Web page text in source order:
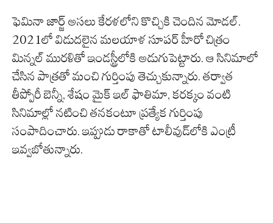
ఫెమినా జార్జ్ అసలు కేరళలోని కొచ్చికి చెందిన మోడల్.
2021లో విడుదలైన మలయాళ సూపర్ హీరో చిత్రం
మిన్నల్ మురళితో ఇండస్ట్రీలోకి అడుగుపెట్టారు. ఆ సినిమాలో
చేసిన పాత్రతో మంచి గుర్తింపు తెచ్చుకున్నారు. తర్వాత
తీప్పోరీ బెన్నీ, శేషం మైక్ ఇల్ ఫాతిమా, కరక్కం వంటి
సినిమాల్లో నటించి తనకంటూ ప్రత్యేక గుర్తింపు
సంపాదించారు. ఇప్పుడు రాకాతో టాలీవుడ్‌లోకి ఎంట్రీ
ఇవ్వబోతున్నారు.